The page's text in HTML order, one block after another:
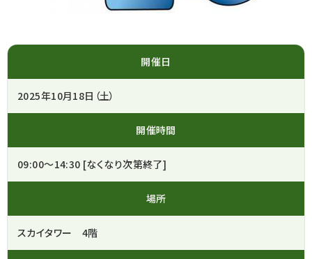
開催日
2025年10月18日（土）
開催時間
09:00～14:30 [なくなり次第終了]
場所
スカイタワー 4階